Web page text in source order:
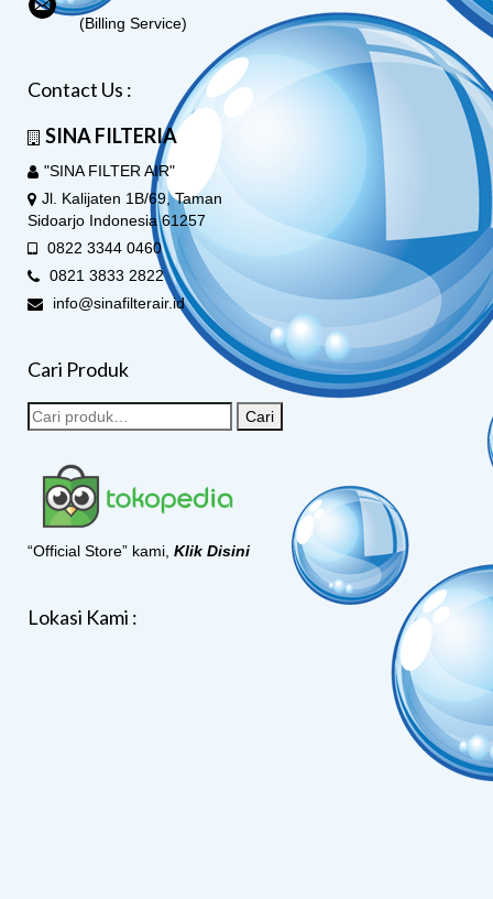
(Billing Service)
Contact Us :
SINA FILTERIA
"SINA FILTER AIR"
Jl. Kalijaten 1B/69, Taman
Sidoarjo Indonesia 61257
0822 3344 0460
0821 3833 2822
info@sinafilterair.id
Cari Produk
Cari
“Official Store” kami, Klik Disini
Lokasi Kami :